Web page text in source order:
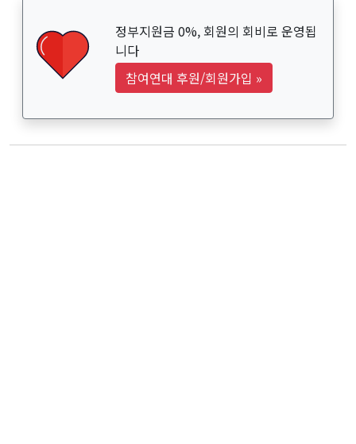
정부지원금 0%, 회원의 회비로 운영됩
니다
참여연대 후원/회원가입 »